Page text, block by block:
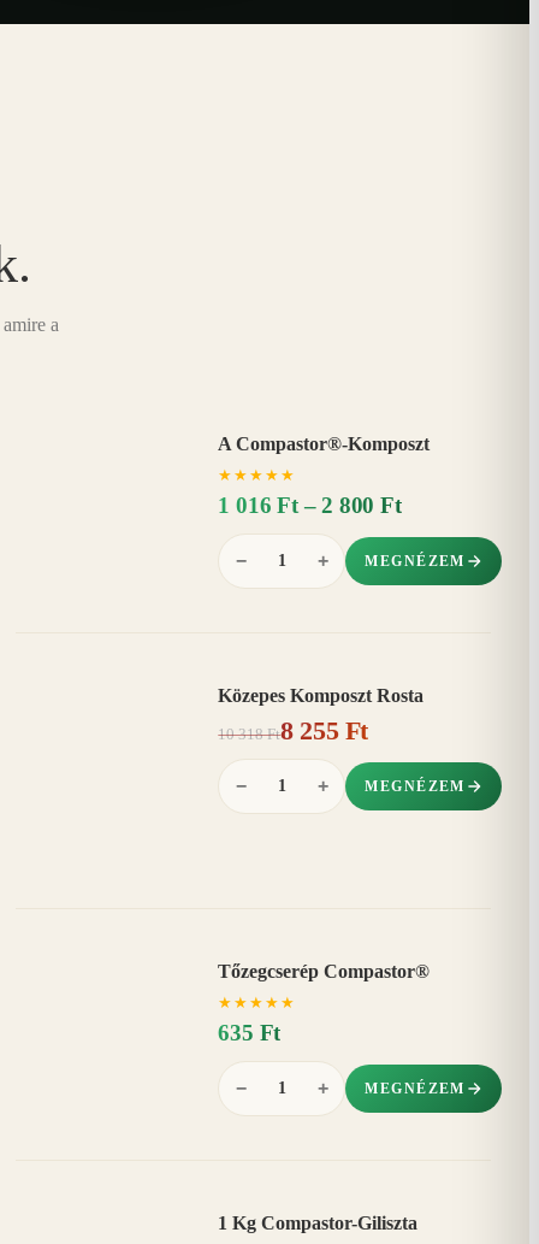
a
A Compastor®-Komposzt
★ ★ ★ ★ ★
1 016 Ft – 2 800 Ft
− + MEGNÉZEM
Közepes Komposzt Rosta
10 318 Ft8 255 Ft
− + MEGNÉZEM
Tőzegcserép Compastor®
★ ★ ★ ★ ★
635 Ft
− + MEGNÉZEM
1 Kg Compastor-Giliszta